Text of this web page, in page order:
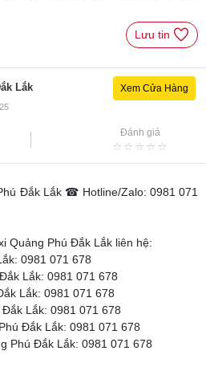
Lắk Xem Cửa Hàng
Đánh giá
Đắk Lắk ☎ Hotline/Zalo: 0981 071
Quảng Phú Đắk Lắk liên hệ:
0981 071 678
Lắk: 0981 071 678
Lắk: 0981 071 678
Lắk: 0981 071 678
Đắk Lắk: 0981 071 678
Phú Đắk Lắk: 0981 071 678